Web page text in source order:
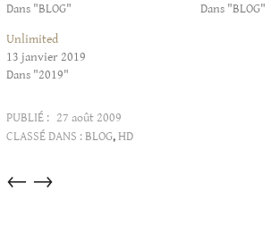
Dans "BLOG"
Dans "BLOG"
Unlimited
13 janvier 2019
Dans "2019"
PUBLIÉ : 27 août 2009
CLASSÉ DANS :BLOG,HD
Articles
→
←